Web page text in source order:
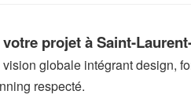
projet à Saint-
globale intégrant design,
respecté.